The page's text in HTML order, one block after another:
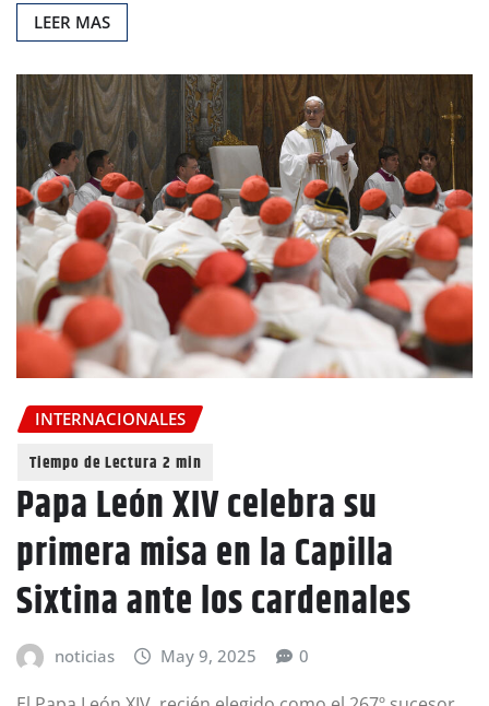
LEER MAS
INTERNACIONALES
Papa León XIV celebra su
primera misa en la Capilla
Sixtina ante los cardenales
noticias May 9, 2025 0